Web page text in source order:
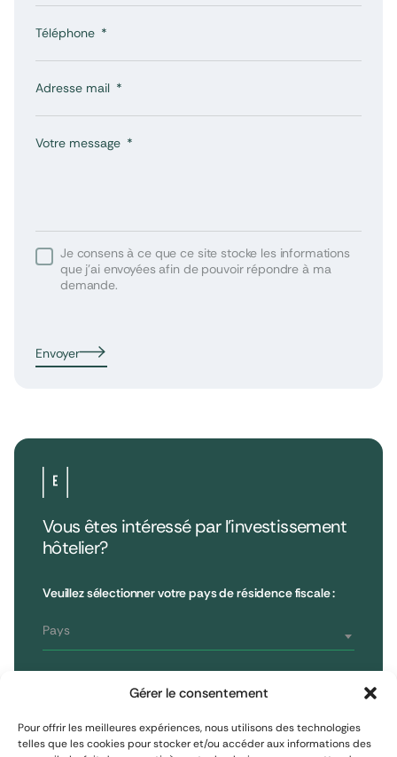
Gérer le consentement
Pour offrir les meilleures expériences, nous utilisons des technologies
telles que les cookies pour stocker et/ou accéder aux informations des
Téléphone
Adresse mail
Votre message
Je consens à ce que ce site stocke les informations
que j’ai envoyées afin de pouvoir répondre à ma
demande.
Envoyer
Vous êtes intéressé par l’investissement
hôtelier?
Veuillez sélectionner votre pays de résidence fiscale :
Pays
75008 Paris, France
T : 01 53 96 52 50
S'inscrire à la newsletter
Reporting